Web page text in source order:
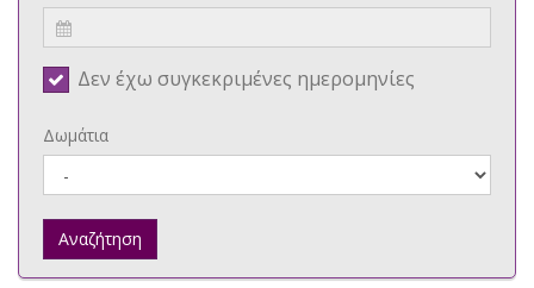
Δεν έχω συγκεκριμένες ημερομηνίες
Δωμάτια
Αναζήτηση